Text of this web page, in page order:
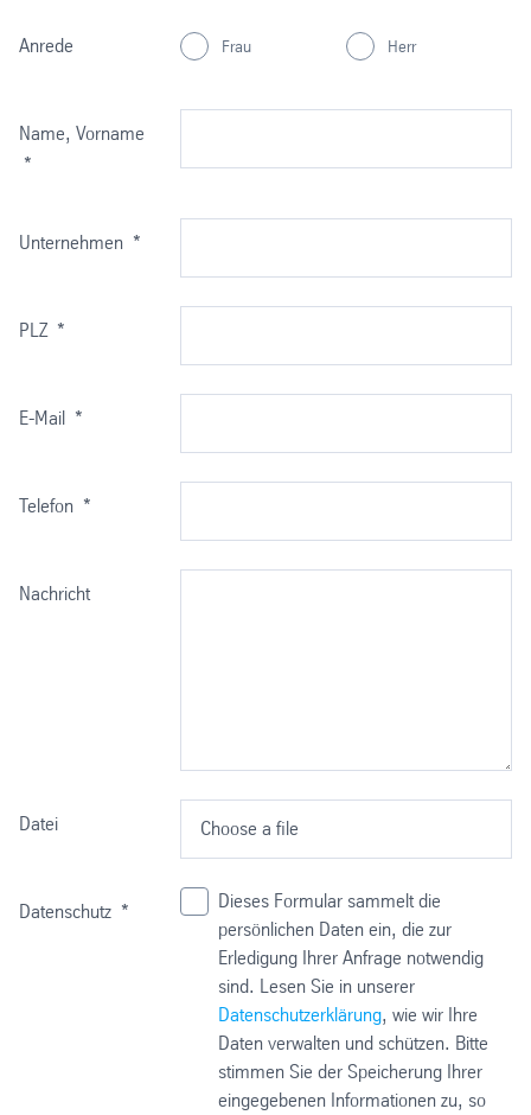
Anrede Frau Herr
Name, Vorname
*
Unternehmen *
PLZ *
E-Mail *
Telefon *
Nachricht
Datei Choose a file
Datenschutz *
Dieses Formular sammelt die
persönlichen Daten ein, die zur
Erledigung Ihrer Anfrage notwendig
sind. Lesen Sie in unserer
Datenschutzerklärung, wie wir Ihre
Daten verwalten und schützen. Bitte
stimmen Sie der Speicherung Ihrer
eingegebenen Informationen zu, so